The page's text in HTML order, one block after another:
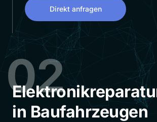
Direkt anfragen
02
in Baufahrzeugen